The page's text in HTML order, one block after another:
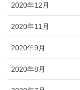
2020年12月
2020年11月
2020年9月
2020年8月